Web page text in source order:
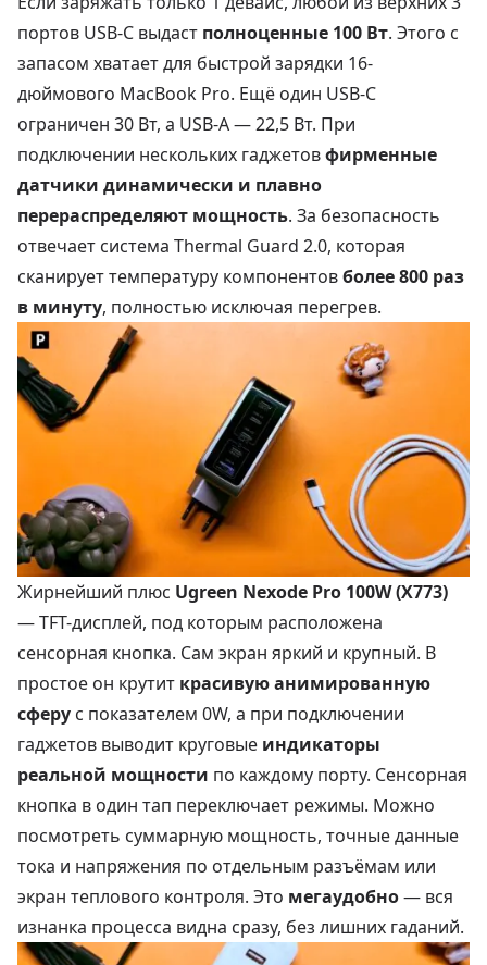
портов USB-C выдаст полноценные 100 Вт. Этого с
запасом хватает для быстрой зарядки 16-
дюймового MacBook Pro. Ещё один USB-C
ограничен 30 Вт, а USB-A — 22,5 Вт. При
подключении нескольких гаджетовфирменные
датчики динамически и плавно
перераспределяют мощность. За безопасность
отвечает система Thermal Guard 2.0, которая
сканирует температуру компонентовболее 800 раз
в минуту, полностью исключая перегрев.
Жирнейший плюс Ugreen Nexode Pro 100W (X773)
— TFT-дисплей, под которым расположена
сенсорная кнопка. Сам экран яркий и крупный. В
простое он крутит красивую анимированную
сферу с показателем 0W, а при подключении
гаджетов выводит круговые индикаторы
реальной мощности по каждому порту. Сенсорная
кнопка в один тап переключает режимы. Можно
посмотреть суммарную мощность, точные данные
тока и напряжения по отдельным разъёмам или
экран теплового контроля. Это мегаудобно— вся
изнанка процесса видна сразу, без лишних гаданий.